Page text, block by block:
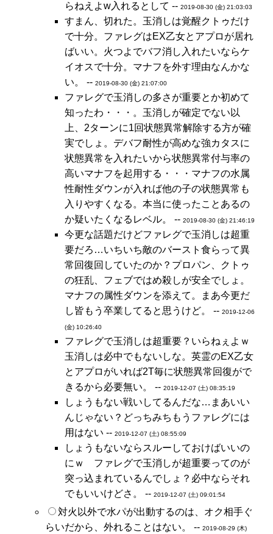
らねえよw入れるとして -- 2019-08-30 (金) 21:03:03
すまん、切れた。玉消しは覚醒クトゥだけ
で十分。ファレグはEX乙女とアプロが居れ
ばいい。火つよでバフ消し入れたいならケ
イオスで十分。マナフを外す理由なんかな
い。 -- 2019-08-30 (金) 21:07:00
ファレグで玉消しの多さが重要とか初めて
知ったわ・・・。玉消しが確定でない以
上、2ターンに1回状態異常解除する方が確
実でしょ。デバフ耐性が高めな強カタスに
状態異常を入れたいから状態異常付与率の
高いマナフを起用する・・・マナフの水属
性耐性ダウンが入れば他の子の状態異常も
入りやすくなる。本当に使ったことあるの
か疑いたくなるレベル。 -- 2019-08-30 (金) 21:46:19
今更な話題だけどファレグで玉消しは超重
要だろ…いちいち敵のバースト食らって異
常回復回していたのか？プロパン、クトゥ
の狂乱、フェブではめ殺しが安全でしょ。
マナフの属性ダウンを添えて。まあ今更だ
し皆もう卒業してると思うけど。 -- 2019-12-06
(金) 10:26:40
ファレグで玉消しは超重要？いらねぇよｗ
玉消しは必中でもないしな。英霊のEX乙女
とアプロがいれば2T毎に状態異常回復がで
きるから必要無い。 -- 2019-12-07 (土) 08:35:19
しょうもない戦いしてるんだな…まあいい
んじゃない？どっちみちもうファレグには
用はない -- 2019-12-07 (土) 08:55:09
しょうもないならスルーしておけばいいの
にｗ ファレグで玉消しが超重要ってのが
突っ込まれているんでしょ？必中ならそれ
でもいいけどさ。 -- 2019-12-07 (土) 09:01:54
対火以外で水パが出動するのは、オク相手ぐ
らいだから、外れることはない。 -- 2019-08-29 (木)